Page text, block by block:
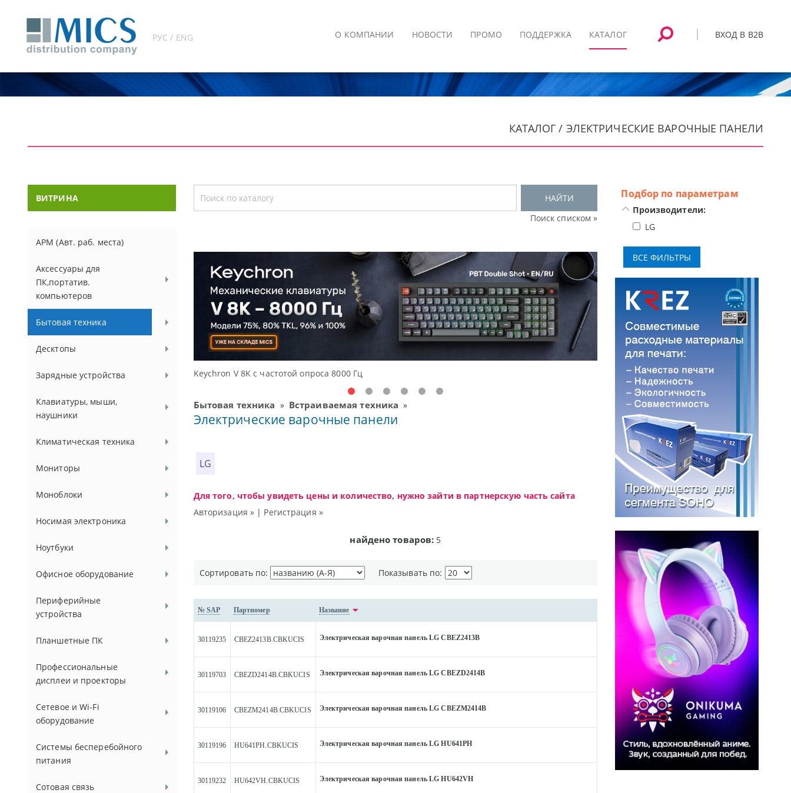
РУС / ENG ВХОД В B2B
О КОМПАНИИ НОВОСТИ ПРОМО ПОДДЕРЖКА КАТАЛОГ
КАТАЛОГ / ЭЛЕКТРИЧЕСКИЕ ВАРОЧНЫЕ ПАНЕЛИ
ВИТРИНА
АРМ (Авт. раб. места)
Аксессуары для
ПК,портатив.
компьютеров
Бытовая техника
Десктопы
Зарядные устройства
Клавиатуры, мыши,
наушники
Климатическая техника
Мониторы
Моноблоки
Носимая электроника
Ноутбуки
Офисное оборудование
Периферийные
устройства
Планшетные ПК
Профессиональные
дисплеи и проекторы
Сетевое и Wi-Fi
оборудование
Системы бесперебойного
питания
Сотовая связь
НАЙТИ
Поиск списком »
Keychron V 8K с частотой опроса 8000 Гц Доступные решения начального уровня,
Бытовая техника » Встраиваемая техника »
Электрические варочные панели
LG
Для того, чтобы увидеть цены и количество, нужно зайти в партнерскую часть сайта
Авторизация » | Регистрация »
найдено товаров: 5
Сортировать по: Показывать по:
№ SAP Партномер Название
30119235 CBEZ2413B.CBKUCIS Электрическая варочная панель LG CBEZ2413B
30119703 CBEZD2414B.CBKUCIS Электрическая варочная панель LG CBEZD2414B
30119106 CBEZM2414B.CBKUCIS Электрическая варочная панель LG CBEZM2414B
30119196 HU641PH.CBKUCIS Электрическая варочная панель LG HU641PH
30119232 HU642VH.CBKUCIS Электрическая варочная панель LG HU642VH
Подбор по параметрам
Производители:
LG